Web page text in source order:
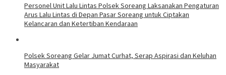
Personel Unit Lalu Lintas Polsek Soreang Laksanakan Pengaturan
Arus Lalu Lintas di Depan Pasar Soreang untuk Ciptakan
Kelancaran dan Ketertiban Kendaraan
Polsek Soreang Gelar Jumat Curhat, Serap Aspirasi dan Keluhan
Masyarakat